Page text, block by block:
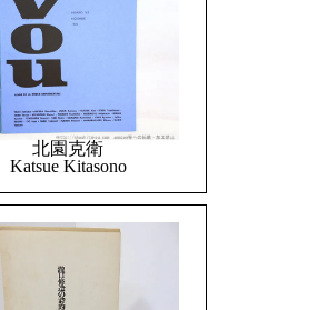
北園克衛
Katsue Kitasono